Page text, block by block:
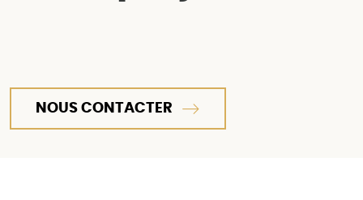
NOUS CONTACTER